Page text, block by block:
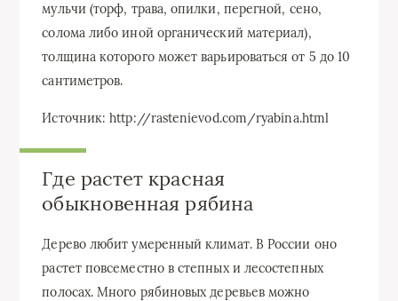
мульчи (торф, трава, опилки, перегной, сено,
солома либо иной органический материал),
толщина которого может варьироваться от 5 до 10
сантиметров.
Источник: http://rastenievod.com/ryabina.html
Где растет красная
обыкновенная рябина
Дерево любит умеренный климат. В России оно
растет повсеместно в степных и лесостепных
полосах. Много рябиновых деревьев можно